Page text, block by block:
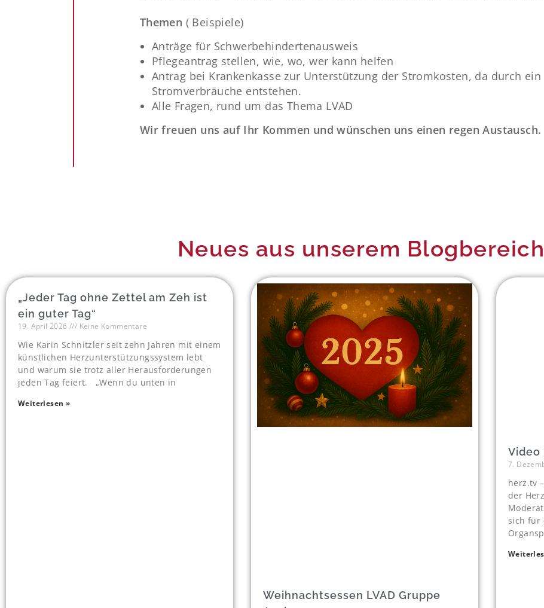
Themen ( Beispiele)
Anträge für Schwerbehindertenausweis
Pflegeantrag stellen, wie, wo, wer kann helfen
Antrag bei Krankenkasse zur Unterstützung der Stromkosten, da durch ein
Stromverbräuche entstehen.
Alle Fragen, rund um das Thema LVAD
Wir freuen uns auf Ihr Kommen und wünschen uns einen regen Austausch.
Neues aus unserem
„Jeder Tag ohne Zettel am Zeh ist
ein guter Tag“
19. April 2026 Keine Kommentare
Wie Karin Schnitzler seit zehn Jahren mit einem
künstlichen Herzunterstützungssystem lebt
und warum sie trotz aller Herausforderungen
jeden Tag feiert. „Wenn du unten in
Weiterlesen »
Weihnachtsessen LVAD Gruppe
Video
7.
herz.tv
der
sich für